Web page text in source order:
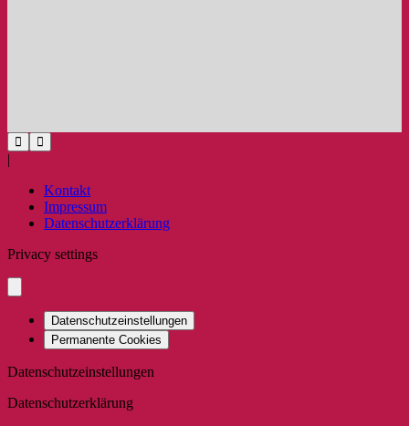
|
Kontakt
Impressum
Datenschutzerklärung
Privacy settings
Datenschutzeinstellungen
Permanente Cookies
Datenschutzeinstellungen
Datenschutzerklärung